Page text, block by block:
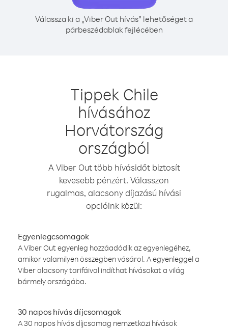
Válassza ki a „Viber Out hívás” lehetőséget a
párbeszédablak fejlécében
Tippek Chile
hívásához
Horvátország
országból
A Viber Out több hívásidőt biztosít
kevesebb pénzért. Válasszon
rugalmas, alacsony díjazású hívási
opcióink közül:
Egyenlegcsomagok
A Viber Out egyenleg hozzáadódik az egyenlegéhez,
amikor valamilyen összegben vásárol. A egyenleggel a
Viber alacsony tarifáival indíthat hívásokat a világ
bármely országába.
30 napos hívás díjcsomagok
A 30 napos hívás díjcsomag nemzetközi hívások